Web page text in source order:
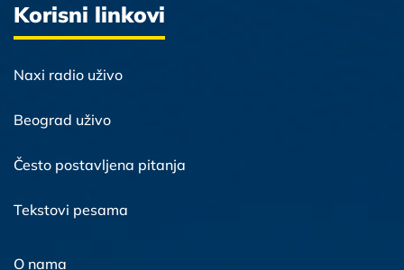
Korisni linkovi
Naxi radio uživo
Beograd uživo
Često postavljena pitanja
Tekstovi pesama
O nama